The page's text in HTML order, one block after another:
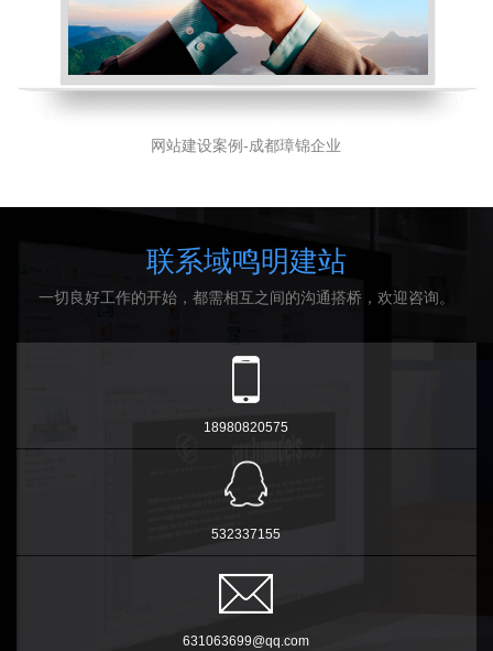
网站建设案例-成都璋锦企业
联系域鸣明建站
一切良好工作的开始，都需相互之间的沟通搭桥，欢迎咨询。
18980820575
532337155
631063699@qq.com